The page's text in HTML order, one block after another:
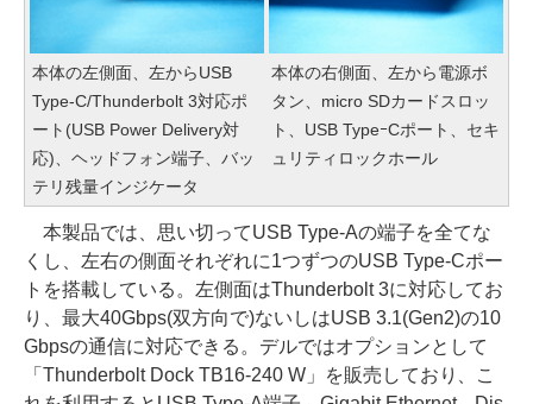
本体の左側面、左からUSB
Type-C/Thunderbolt 3対応ポ
ート(USB Power Delivery対
応)、ヘッドフォン端子、バッ
テリ残量インジケータ
本体の右側面、左から電源ボ
タン、micro SDカードスロッ
ト、USB TypeｰCポート、セキ
ュリティロックホール
本製品では、思い切ってUSB Type-Aの端子を全てな
くし、左右の側面それぞれに1つずつのUSB Type-Cポー
トを搭載している。左側面はThunderbolt 3に対応してお
り、最大40Gbps(双方向で)ないしはUSB 3.1(Gen2)の10
Gbpsの通信に対応できる。デルではオプションとして
「Thunderbolt Dock TB16-240 W」を販売しており、こ